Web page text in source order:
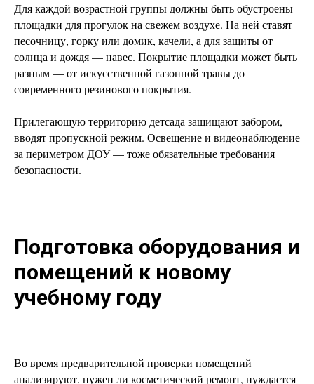
Для каждой возрастной группы должны быть обустроены
площадки для прогулок на свежем воздухе. На ней ставят
песочницу, горку или домик, качели, а для защиты от
солнца и дождя — навес. Покрытие площадки может быть
разным — от искусственной газонной травы до
современного резинового покрытия.
Прилегающую территорию детсада защищают забором,
вводят пропускной режим. Освещение и видеонаблюдение
за периметром ДОУ — тоже обязательные требования
безопасности.
Подготовка оборудования и
помещений к новому
учебному году
Во время предварительной проверки помещений
анализируют, нужен ли косметический ремонт, нуждается